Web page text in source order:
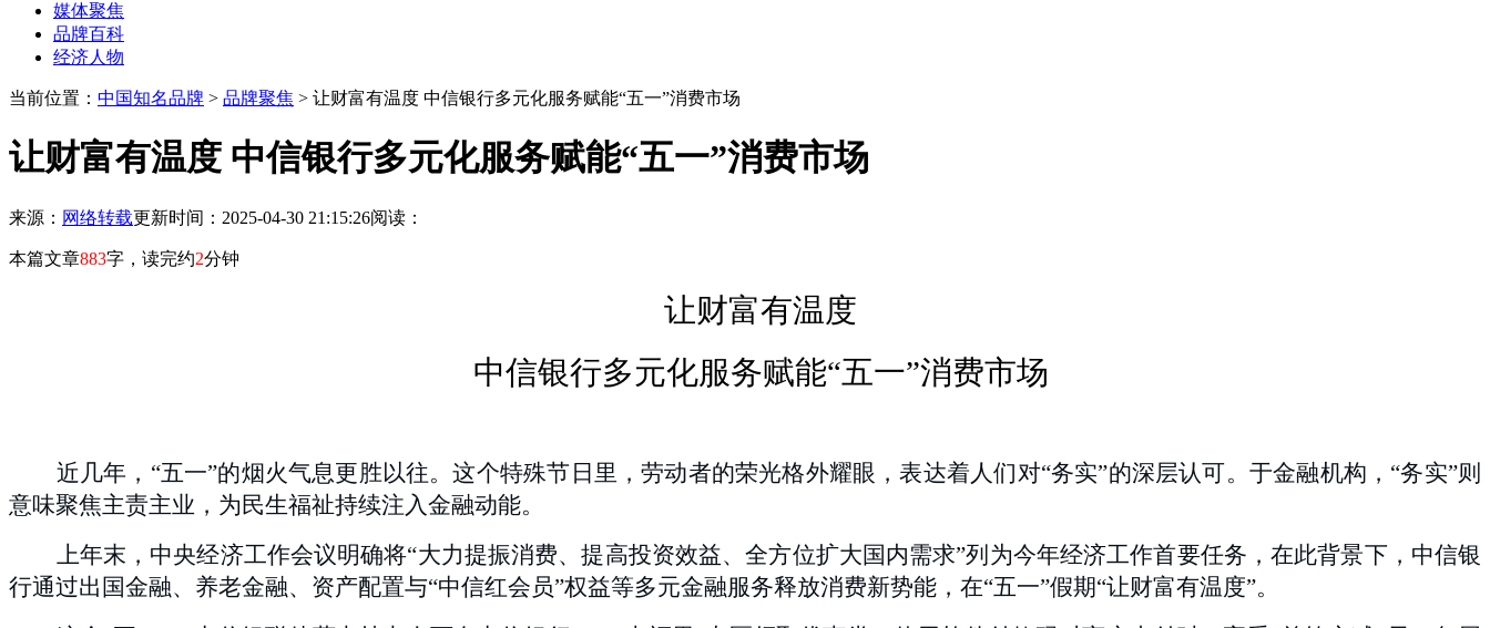
媒体聚焦
品牌百科
经济人物
当前位置： 中国知名品牌 > 品牌聚焦 > 让财富有温度 中信银行多元化服务赋能“五一”消费市场
让财富有温度 中信银行多元化服务赋能“五一”消费市场
来源： 网络转载更新时间：2025-04-30 21:15:26阅读：
本篇文章883字，读完约2分钟
让财富有温度
中信银行多元化服务赋能“五一”消费市场
近几年，“五一”的烟火气息更胜以往。这个特殊节日里，劳动者的荣光格外耀眼，表达着人们对“务实”的深层认可。于金融机构，“务实”则
意味聚焦主责主业，为民生福祉持续注入金融动能。
上年末， 中央经济工作会议明确将“大力提振消费、提高投资效益、全方位扩大国内需求”列为今年经济工作首要任务，在此背景下，中信银
行通过出国金融、 养老金融、 资产配置与“中信红会员”权益等多元金融服务释放消费新势能，在“五一”假期“让财富有温度”。